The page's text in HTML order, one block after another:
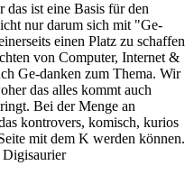
ist eine Basis für den
nur darum sich mit "Ge-
einen Platz zu schaffen
von Computer, Internet &
Ge-danken zum Thema. Wir
das alles kommt auch
Bei der Menge an
kontrovers, komisch, kurios
mit dem K werden können.
Digisaurier